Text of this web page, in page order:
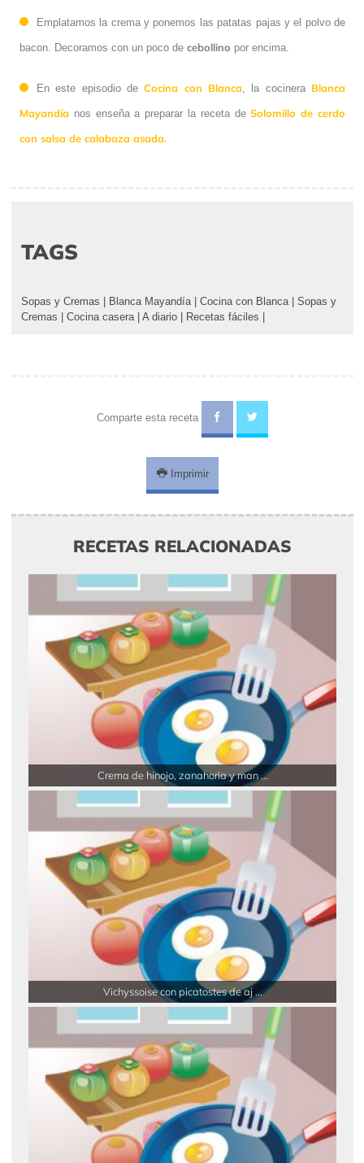
Emplatamos la crema y ponemos las patatas pajas y el polvo de
bacon. Decoramos con un poco de cebollino por encima.
En este episodio de Cocina con Blanca , la cocinera Blanca
Mayandía nos enseña a preparar la receta deSolomillo de cerdo
con salsa de calabaza asada.
TAGS
Sopas y Cremas | Blanca Mayandía | Cocina con Blanca | Sopas y
Cremas | Cocina casera | A diario | Recetas fáciles |
Comparte esta receta
Imprimir
RECETAS RELACIONADAS
Crema de hinojo, zanahoria y man ...
Vichyssoise con picatostes de aj ...